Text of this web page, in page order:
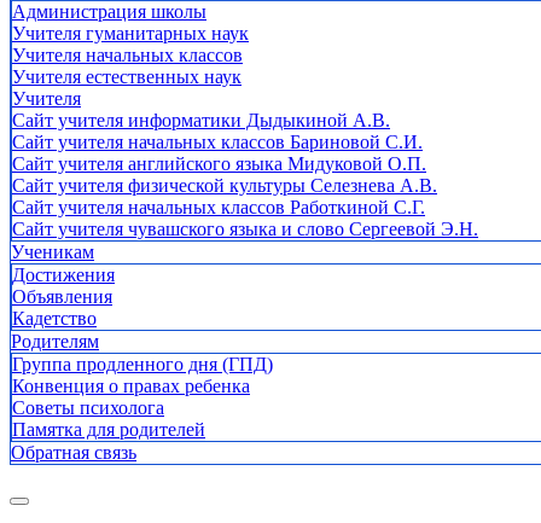
Администрация школы
Учителя гуманитарных наук
Учителя начальных классов
Учителя естественных наук
Учителя
Cайт учителя информатики Дыдыкиной А.В.
Сайт учителя начальных классов Бариновой С.И.
Сайт учителя английского языка Мидуковой О.П.
Сайт учителя физической культуры Селезнева А.В.
Сайт учителя начальных классов Работкиной С.Г.
Сайт учителя чувашского языка и слово Сергеевой Э.Н.
Ученикам
Достижения
Объявления
Кадетство
Родителям
Группа продленного дня (ГПД)
Конвенция о правах ребенка
Советы психолога
Памятка для родителей
Обратная связь